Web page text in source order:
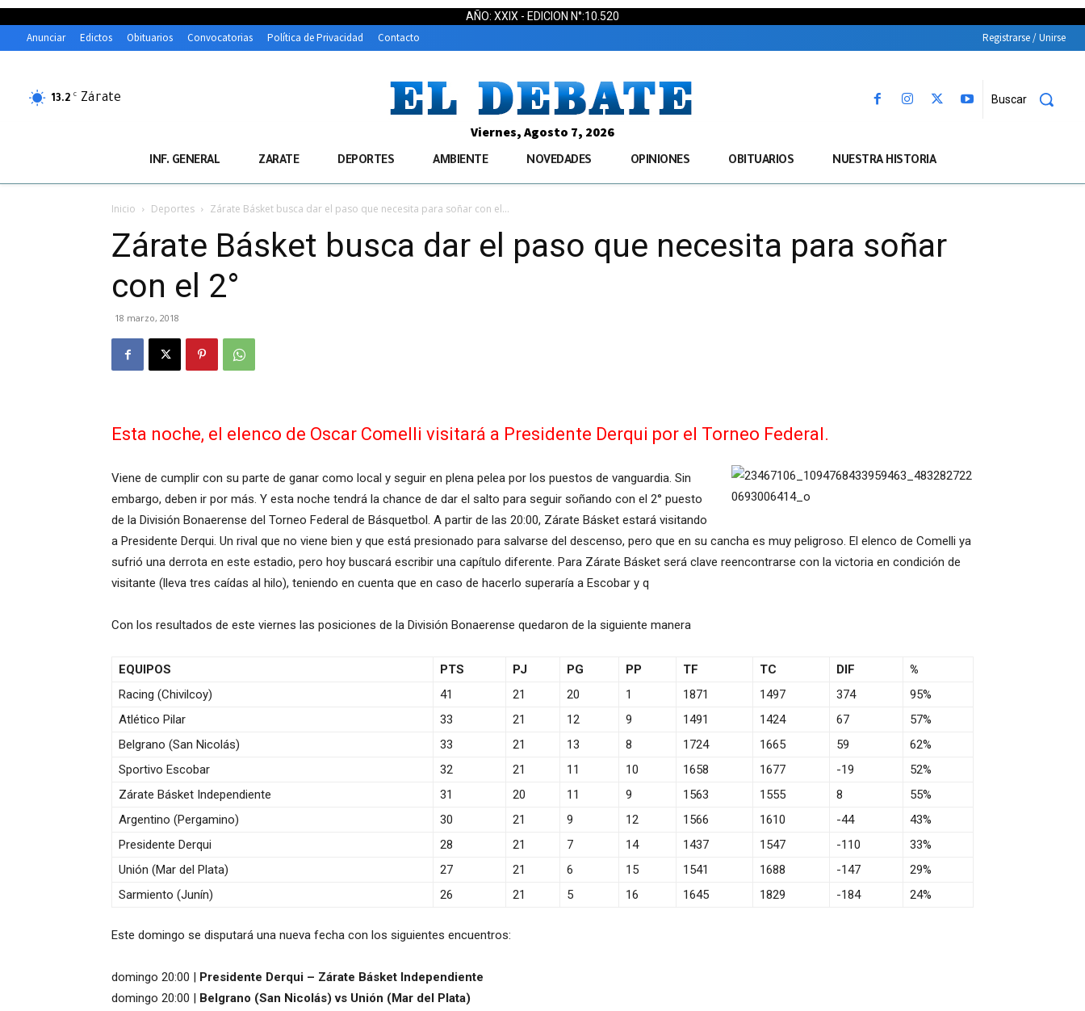
AÑO: XXIX - EDICION N°:10.520
Anunciar Edictos Obituarios Convocatorias Política de Privacidad Contacto Registrarse / Unirse
13.2 C Zárate Buscar
Viernes, Agosto 7, 2026
INF. GENERAL ZARATE DEPORTES AMBIENTE NOVEDADES OPINIONES OBITUARIOS NUESTRA HISTORIA
Inicio Deportes Zárate Básket busca dar el paso que necesita para soñar con el...
Zárate Básket busca dar el paso que necesita para soñar
con el 2°
18 marzo, 2018
Esta noche, el elenco de Oscar Comelli visitará a Presidente Derqui por el Torneo Federal.
Viene de cumplir con su parte de ganar como local y seguir en plena pelea por los puestos de vanguardia. Sin
embargo, deben ir por más. Y esta noche tendrá la chance de dar el salto para seguir soñando con el 2° puesto
de la División Bonaerense del Torneo Federal de Básquetbol. A partir de las 20:00, Zárate Básket estará visitando
a Presidente Derqui. Un rival que no viene bien y que está presionado para salvarse del descenso, pero que en su cancha es muy peligroso. El elenco de Comelli ya
sufrió una derrota en este estadio, pero hoy buscará escribir una capítulo diferente. Para Zárate Básket será clave reencontrarse con la victoria en condición de
visitante (lleva tres caídas al hilo), teniendo en cuenta que en caso de hacerlo superaría a Escobar y q
Con los resultados de este viernes las posiciones de la División Bonaerense quedaron de la siguiente manera
EQUIPOS PTS PJ PG PP TF TC DIF
%
Racing (Chivilcoy)
41 21 20 1 1871 1497 374
95%
Atlético Pilar
33 21 12 9 1491 1424 67
57%
Belgrano (San Nicolás)
33 21 13 8 1724 1665 59
62%
Sportivo Escobar
32 21 11 10 1658 1677 -19
52%
Zárate Básket Independiente
31 20 11 9 1563 1555 8
55%
Argentino (Pergamino)
30 21 9 12 1566 1610 -44
43%
Presidente Derqui
28 21 7 14 1437 1547 -110
33%
Unión (Mar del Plata)
27 21 6 15 1541 1688 -147
29%
Sarmiento (Junín)
26 21 5 16 1645 1829 -184 24%
Este domingo se disputará una nueva fecha con los siguientes encuentros:
domingo 20:00 | Presidente Derqui – Zárate Básket Independiente
domingo 20:00 | Belgrano (San Nicolás) vs Unión (Mar del Plata)